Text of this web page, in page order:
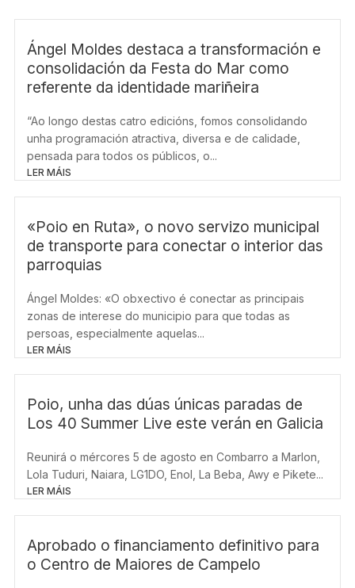
m
Ángel Moldes destaca a transformación e
consolidación da Festa do Mar como
referente da identidade mariñeira
“Ao longo destas catro edicións, fomos consolidando
unha programación atractiva, diversa e de calidade,
pensada para todos os públicos, o...
LER MÁIS
«Poio en Ruta», o novo servizo municipal
de transporte para conectar o interior das
parroquias
Ángel Moldes: «O obxectivo é conectar as principais
zonas de interese do municipio para que todas as
persoas, especialmente aquelas...
LER MÁIS
Poio, unha das dúas únicas paradas de
Los 40 Summer Live este verán en Galicia
Reunirá o mércores 5 de agosto en Combarro a Marlon,
Lola Tuduri, Naiara, LG1DO, Enol, La Beba, Awy e Pikete...
LER MÁIS
Aprobado o financiamento definitivo para
o Centro de Maiores de Campelo